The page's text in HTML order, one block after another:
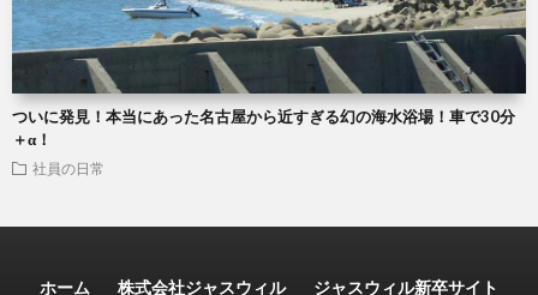
ついに発見！本当にあった名古屋から近すぎる幻の海水浴場！車で30分
＋α！
社員の日常
ホーム 株式会社ジャスウィル ジャスウィル新卒サイト